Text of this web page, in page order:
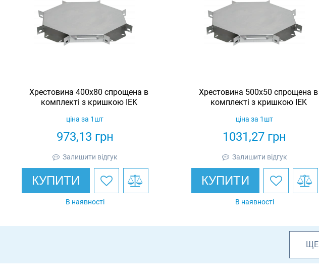
Хрестовина 400х80 спрощена в
комплекті з кришкою IEK
973,13 грн
ціна за 1шт
Залишити відгук
КУПИТИ
В наявності
Хрестовина 500х50 спрощена в
комплекті з кришкою IEK
1031,27 грн
ціна за 1шт
Залишити відгук
КУПИТИ
В наявності
ЩЕ